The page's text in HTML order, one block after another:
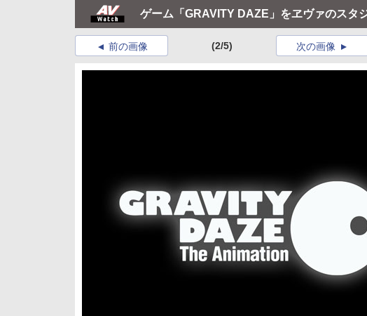
ゲーム「GRAVITY DAZE」をヱヴァのスタ
前の画像 (2/5) 次の画像